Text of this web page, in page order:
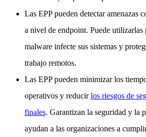
Las EPP pueden detectar amenazas
a nivel de endpoint. Puede utilizarlas
malware infecte sus sistemas y
trabajo remotos.
Las EPP pueden minimizar los
operativos y reducirlos riesgos de
finales. Garantizan la seguridad y la
ayudan a las organizaciones a